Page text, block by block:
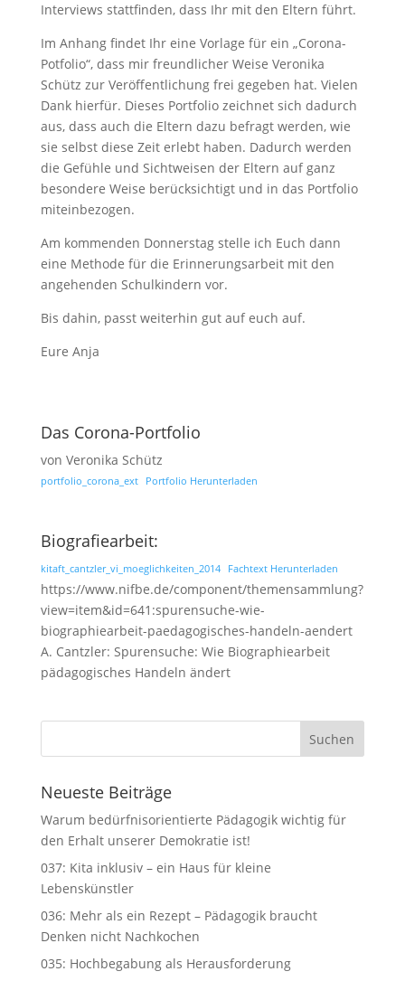
Interviews stattfinden, dass Ihr mit den Eltern führt.
Im Anhang findet Ihr eine Vorlage für ein „Corona-
Potfolio“, dass mir freundlicher Weise Veronika
Schütz zur Veröffentlichung frei gegeben hat. Vielen
Dank hierfür. Dieses Portfolio zeichnet sich dadurch
aus, dass auch die Eltern dazu befragt werden, wie
sie selbst diese Zeit erlebt haben. Dadurch werden
die Gefühle und Sichtweisen der Eltern auf ganz
besondere Weise berücksichtigt und in das Portfolio
miteinbezogen.
Am kommenden Donnerstag stelle ich Euch dann
eine Methode für die Erinnerungsarbeit mit den
angehenden Schulkindern vor.
Bis dahin, passt weiterhin gut auf euch auf.
Eure Anja
Das Corona-Portfolio
von Veronika Schütz
portfolio_corona_ext Portfolio Herunterladen
Biografiearbeit:
kitaft_cantzler_vi_moeglichkeiten_2014 Fachtext Herunterladen
https://www.nifbe.de/component/themensammlung?
view=item&id=641:spurensuche-wie-
biographiearbeit-paedagogisches-handeln-aendert
A. Cantzler: Spurensuche: Wie Biographiearbeit
pädagogisches Handeln ändert
Neueste Beiträge
Warum bedürfnisorientierte Pädagogik wichtig für
den Erhalt unserer Demokratie ist!
037: Kita inklusiv – ein Haus für kleine
Lebenskünstler
036: Mehr als ein Rezept – Pädagogik braucht
Denken nicht Nachkochen
035: Hochbegabung als Herausforderung